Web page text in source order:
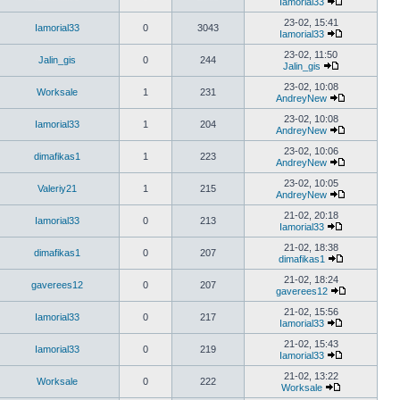
Iamorial33 0 3043
23-02, 15:41
Iamorial33
Jalin_gis 0 244
23-02, 11:50
Jalin_gis
Worksale 1 231
23-02, 10:08
AndreyNew
Iamorial33 1 204
23-02, 10:08
AndreyNew
dimafikas1 1 223
23-02, 10:06
AndreyNew
Valeriy21 1 215
23-02, 10:05
AndreyNew
Iamorial33 0 213
21-02, 20:18
Iamorial33
dimafikas1 0 207
21-02, 18:38
dimafikas1
gaverees12 0 207
21-02, 18:24
gaverees12
Iamorial33 0 217
21-02, 15:56
Iamorial33
Iamorial33 0 219
21-02, 15:43
Iamorial33
Worksale 0 222
21-02, 13:22
Worksale